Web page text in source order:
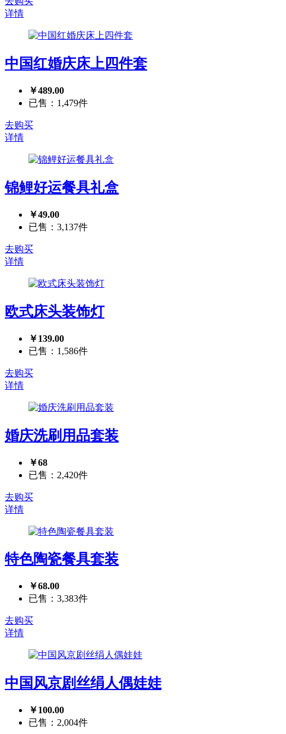
详情
中国红婚庆床上四件套
￥489.00
已售：1,479件
去购买
详情
锦鲤好运餐具礼盒
￥49.00
已售：3,137件
去购买
详情
欧式床头装饰灯
￥139.00
已售：1,586件
去购买
详情
婚庆洗刷用品套装
￥68
已售：2,420件
去购买
详情
特色陶瓷餐具套装
￥68.00
已售：3,383件
去购买
详情
中国风京剧丝绢人偶娃娃
￥100.00
已售：2,004件